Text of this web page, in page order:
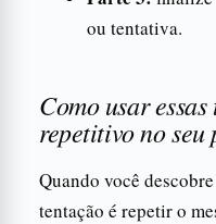
ou tentativa.
Como usar
repetitivo no seu
Quando você
tentação é repetir o